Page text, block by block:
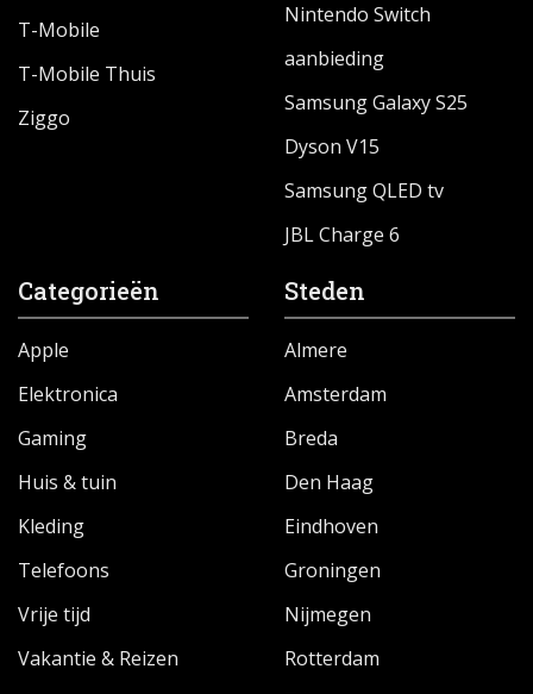
T-Mobile
T-Mobile Thuis
Ziggo
Nintendo Switch
aanbieding
Samsung Galaxy S25
Dyson V15
Samsung QLED tv
JBL Charge 6
Categorieën
Apple
Elektronica
Gaming
Huis & tuin
Kleding
Telefoons
Vrije tijd
Vakantie & Reizen
Steden
Almere
Amsterdam
Breda
Den Haag
Eindhoven
Groningen
Nijmegen
Rotterdam